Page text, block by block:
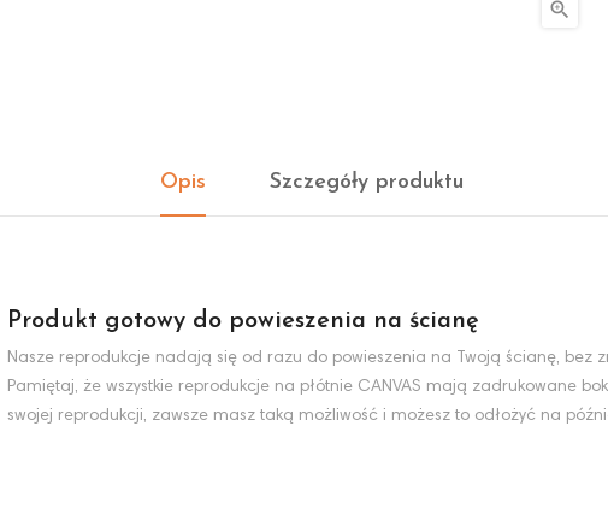

Opis Szczegóły produktu
Produkt gotowy do powieszenia na ścianę
Nasze reprodukcje nadają się od razu do powieszenia na Twoją ścianę, bez
Pamiętaj, że wszystkie reprodukcje na płótnie CANVAS mają zadrukowane
swojej reprodukcji, zawsze masz taką możliwość i możesz to odłożyć na